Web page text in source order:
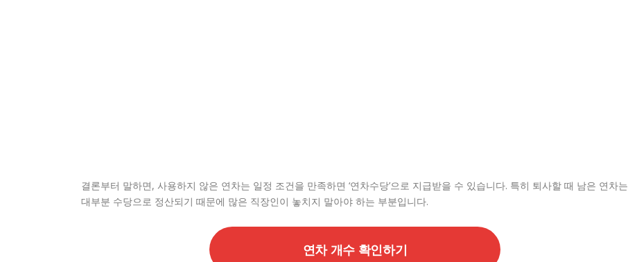
결론부터 말하면, 사용하지 않은 연차는 일정 조건을 만족하면 ‘연차수당’으로 지급받을 수 있습니다. 특히 퇴사할 때 남은 연차는
대부분 수당으로 정산되기 때문에 많은 직장인이 놓치지 말아야 하는 부분입니다.
연차 개수 확인하기